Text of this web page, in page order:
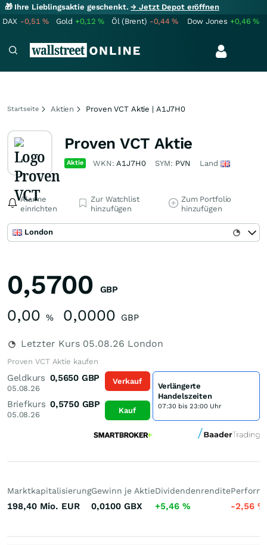
🎁 Ihre Lieblingsaktie geschenkt.→ Jetzt Depot eröffnen
DAX -0,51% Gold +0,12% Öl (Brent) -0,44% Dow Jones +0,46%
Startseite Aktien Proven VCT Aktie | A1J7H0
Proven VCT Aktie
Aktie WKN:A1J7H0 SYM: PVN Land
Alarme
einrichten
Zur Watchlist
hinzufügen
Zum Portfolio
hinzufügen
London
0,5700 GBP
0,00 % 0,0000 GBP
Letzter Kurs 05.08.26 London
Proven VCT Aktie kaufen
Geldkurs
05.08.26
0,5650 GBP
Briefkurs
05.08.26
0,5750 GBP
Verkauf
Kauf
Verlängerte
Handelszeiten
07:30 bis 23:00 Uhr
Marktkapitalisierung
198,40 Mio. EUR
Gewinn je Aktie
0,0100 GBX
Dividendenrendite
+5,46 % -2,56 %